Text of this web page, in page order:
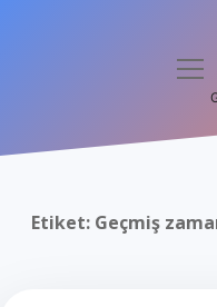
Yasal Uyarı
Etiket: Geçmiş